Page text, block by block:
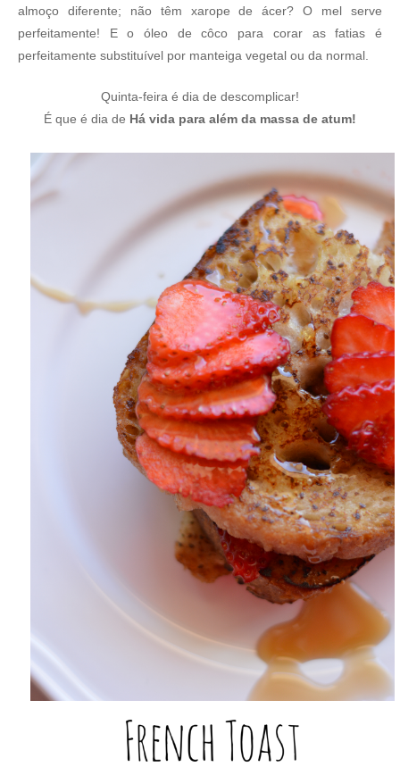
almoço diferente; não têm xarope de ácer? O mel serve
perfeitamente! E o óleo de côco para corar as fatias é
perfeitamente substituível por manteiga vegetal ou da normal.
Quinta-feira é dia de descomplicar!
É que é dia de Há vida para além da massa de atum!